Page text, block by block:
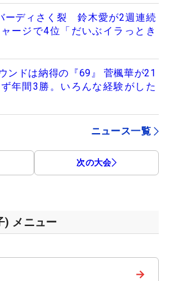
ーディさく裂 鈴木愛が2週連続
ージで4位「だいぶイラっとき
ンドは納得の『69』 菅楓華が21
年間3勝。いろんな経験がした
ニュース一覧
次の大会
) メニュー
→